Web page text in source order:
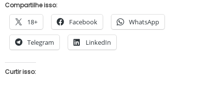
Compartilhe isso:
18+ Facebook WhatsApp
Telegram LinkedIn
Curtir isso: